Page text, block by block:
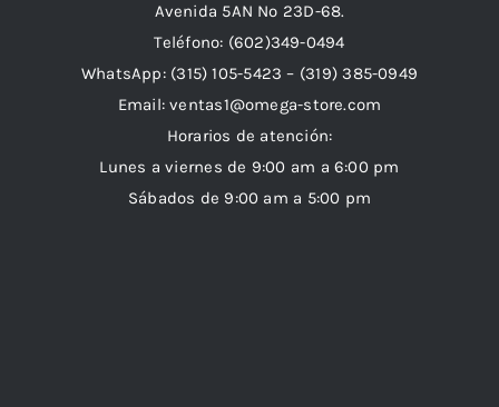
Avenida 5AN Nº 23D-68.
Teléfono: (602)349-0494
WhatsApp: (315) 105-5423 – (319) 385-0949
Email:ventas1@omega-store.com
Horarios de atención:
Lunes a viernes de 9:00 am a 6:00 pm
Sábados de 9:00 am a 5:00 pm